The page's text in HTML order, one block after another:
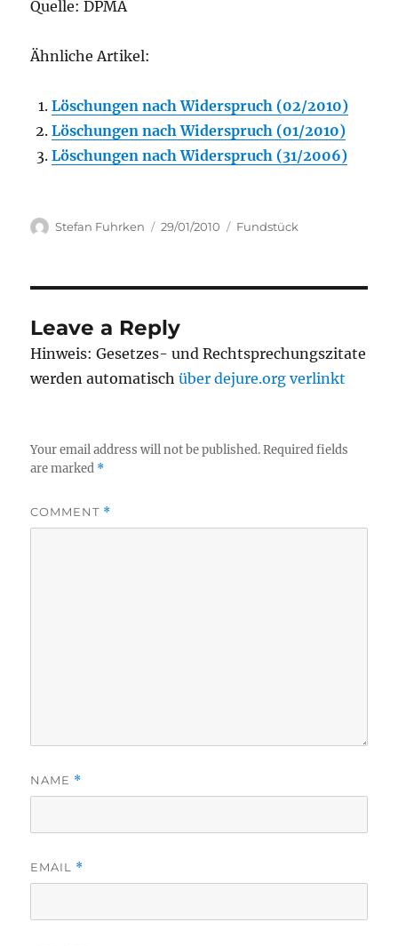
Quelle: DPMA
Ähnliche Artikel:
Löschungen nach Widerspruch (02/2010)
Löschungen nach Widerspruch (01/2010)
Löschungen nach Widerspruch (31/2006)
Author
Stefan Fuhrken
Posted
29/01/2010 Categories
Fundstück
Leave a Reply
Hinweis: Gesetzes- und Rechtsprechungszitate
werden automatischüber dejure.org verlinkt
Your email address will not be published. Required fields
are marked *
COMMENT *
NAME *
EMAIL *